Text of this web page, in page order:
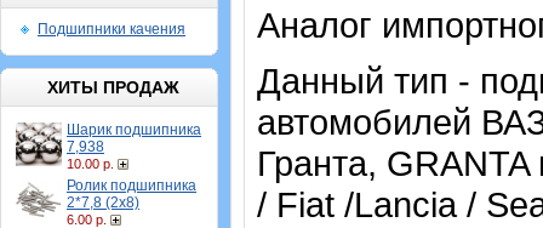
Подшипники качения
ХИТЫ ПРОДАЖ
Шарик подшипника
7,938
10.00 р.
Ролик подшипника
2*7,8 (2х8)
6.00 р.
Аналог
Данный тип -
автомобилей
Гранта,
/ Fiat /Lancia /